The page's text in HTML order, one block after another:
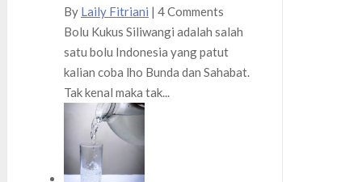
By Laily Fitriani | 4 Comments
Bolu Kukus Siliwangi adalah salah
satu bolu Indonesia yang patut
kalian coba lho Bunda dan Sahabat.
Tak kenal maka tak...